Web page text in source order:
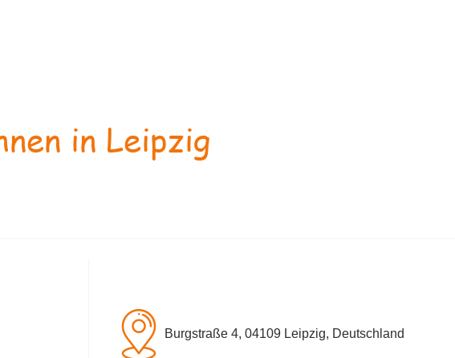
in Leipzig
Burgstraße 4, 04109 Leipzig, Deutschland